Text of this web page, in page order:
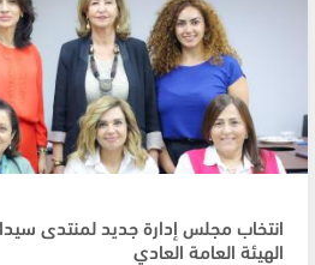
انتخاب مجلس إدارة جديد لمنتدى
الهيئة العامة العادي